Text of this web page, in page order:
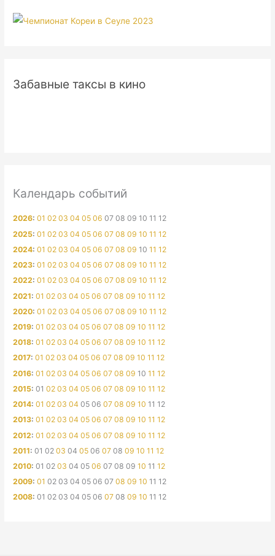
Забавные таксы в кино
Календарь событий
2026:01 02 03 04 05 06 07 08 09 10 11 12
2025:01 02 03 04 05 06 07 08 09 10 11 12
2024:01 02 03 04 05 06 07 08 09 10 11 12
2023:01 02 03 04 05 06 07 08 09 10 11 12
2022:01 02 03 04 05 06 07 08 09 10 11 12
2021:01 02 03 04 05 06 07 08 09 10 11 12
2020:01 02 03 04 05 06 07 08 09 10 11 12
2019:01 02 03 04 05 06 07 08 09 10 11 12
2018:01 02 03 04 05 06 07 08 09 10 11 12
2017:01 02 03 04 05 06 07 08 09 10 11 12
2016:01 02 03 04 05 06 07 08 09 10 11 12
2015:01 02 03 04 05 06 07 08 09 10 11 12
2014:01 02 03 04 05 06 07 08 09 10 11 12
2013:01 02 03 04 05 06 07 08 09 10 11 12
2012:01 02 03 04 05 06 07 08 09 10 11 12
2011:01 02 03 04 05 06 07 08 09 10 11 12
2010:01 02 03 04 05 06 07 08 09 10 11 12
2009:01 02 03 04 05 06 07 08 09 10 11 12
2008:01 02 03 04 05 06 07 08 09 10 11 12